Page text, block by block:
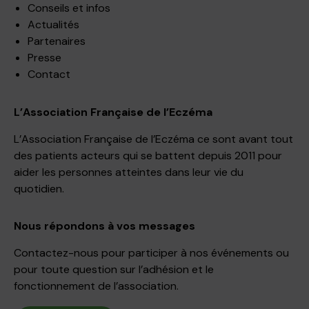
Conseils et infos
Actualités
Partenaires
Presse
Contact
L’Association Française de l’Eczéma
L’Association Française de l’Eczéma ce sont avant tout
des patients acteurs qui se battent depuis 2011 pour
aider les personnes atteintes dans leur vie du
quotidien.
Nous répondons à vos messages
Contactez-nous pour participer à nos événements ou
pour toute question sur l’adhésion et le
fonctionnement de l’association.